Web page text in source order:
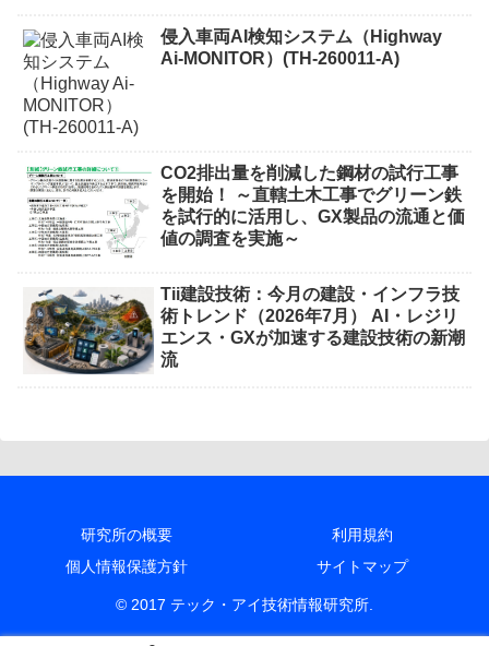
侵入車両AI検知システム（Highway
Ai-MONITOR）(TH-260011-A)
CO2排出量を削減した鋼材の試行工事
を開始！ ～直轄土木工事でグリーン鉄
を試行的に活用し、GX製品の流通と価
値の調査を実施～
Tii建設技術：今月の建設・インフラ技
術トレンド（2026年7月） AI・レジリ
エンス・GXが加速する建設技術の新潮
流
研究所の概要
利用規約
個人情報保護方針
サイトマップ
© 2017 テック・アイ技術情報研究所.